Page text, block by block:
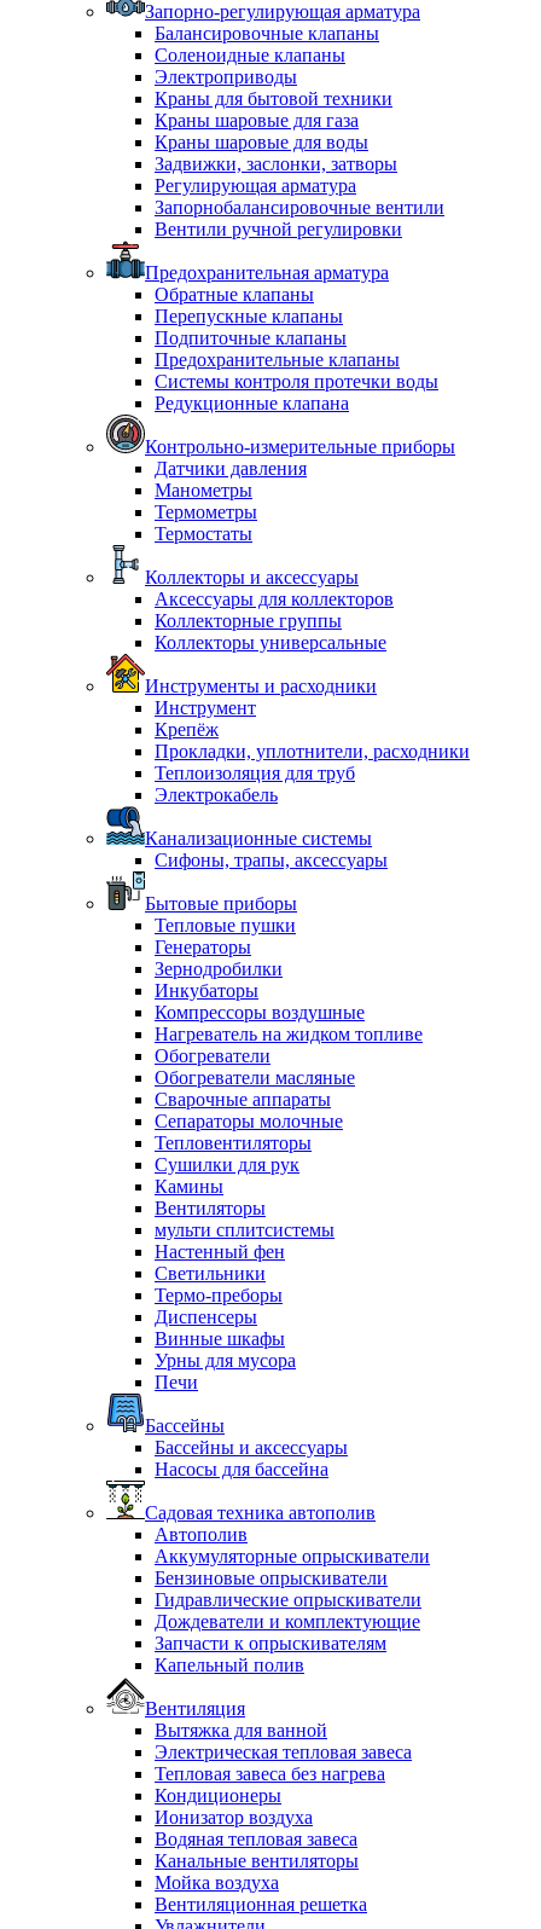
Запорно-регулирующая арматура
Балансировочные клапаны
Соленоидные клапаны
Электроприводы
Краны для бытовой техники
Краны шаровые для газа
Краны шаровые для воды
Задвижки, заслонки, затворы
Регулирующая арматура
Запорнобалансировочные вентили
Вентили ручной регулировки
Предохранительная арматура
Обратные клапаны
Перепускные клапаны
Подпиточные клапаны
Предохранительные клапаны
Системы контроля протечки воды
Редукционные клапана
Контрольно-измерительные приборы
Датчики давления
Манометры
Термометры
Термостаты
Коллекторы и аксессуары
Аксессуары для коллекторов
Коллекторные группы
Коллекторы универсальные
Инструменты и расходники
Инструмент
Крепёж
Прокладки, уплотнители, расходники
Теплоизоляция для труб
Электрокабель
Канализационные системы
Сифоны, трапы, аксессуары
Бытовые приборы
Тепловые пушки
Генераторы
Зернодробилки
Инкубаторы
Компрессоры воздушные
Нагреватель на жидком топливе
Обогреватели
Обогреватели масляные
Сварочные аппараты
Сепараторы молочные
Тепловентиляторы
Сушилки для рук
Камины
Вентиляторы
мульти сплитсистемы
Настенный фен
Светильники
Термо-преборы
Диспенсеры
Винные шкафы
Урны для мусора
Печи
Бассейны
Бассейны и аксессуары
Насосы для бассейна
Садовая техника автополив
Автополив
Аккумуляторные опрыскиватели
Бензиновые опрыскиватели
Гидравлические опрыскиватели
Дождеватели и комплектующие
Запчасти к опрыскивателям
Капельный полив
Вентиляция
Вытяжка для ванной
Электрическая тепловая завеса
Тепловая завеса без нагрева
Кондиционеры
Ионизатор воздуха
Водяная тепловая завеса
Канальные вентиляторы
Мойка воздуха
Вентиляционная решетка